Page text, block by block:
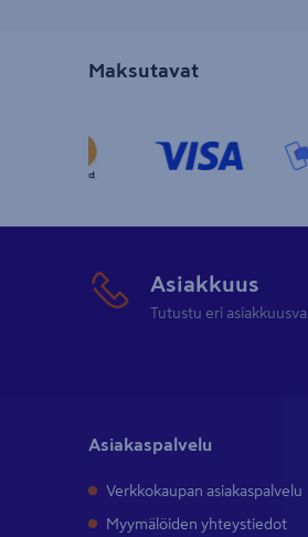
aurauskeppien asennusta
Kestävät rautakanget
käyttöösi!
Maksutavat
Asiakkuus
Tutustu eri
Asiakaspalvelu
Verkkokaupan asiakaspalvelu
Myymälöiden yhteystiedot